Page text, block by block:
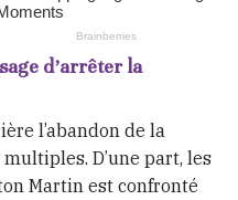
d’arrêter la
l’abandon de la
D’une part, les
Martin est confronté